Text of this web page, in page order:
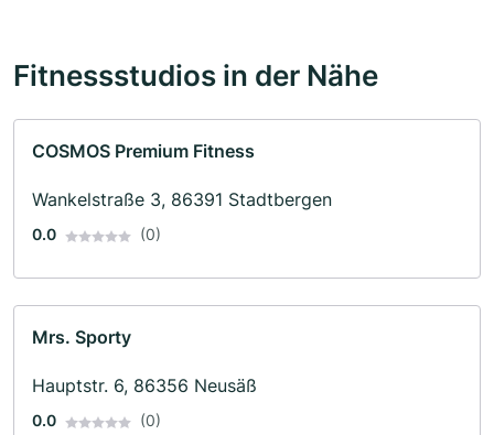
Fitnessstudios in der Nähe
COSMOS Premium Fitness
Wankelstraße 3, 86391 Stadtbergen
0.0 (0)
Mrs. Sporty
Hauptstr. 6, 86356 Neusäß
0.0 (0)